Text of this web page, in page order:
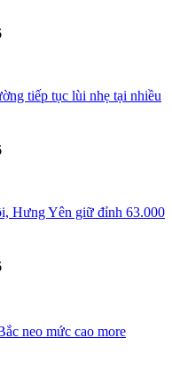
tiếp tục lùi nhẹ tại nhiều
Hưng Yên giữ đỉnh 63.000
neo mức cao more